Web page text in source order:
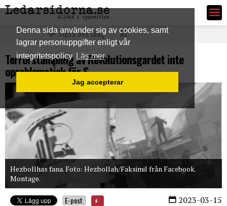
Denna sida använder sig av cookies, samt
lagrar personuppgifter enligt vår
integritetspolicy Läs mer
Jag accepterar
Ledarsidorna.se
Tipsa oss idag
Terrorstämpling av Revolutionsgardet inte
oproblematisk för S
Hezbollhas fana. Foto: Hezbollah/Faksimil från Facebook.
Montage.
2023-03-15
E-post